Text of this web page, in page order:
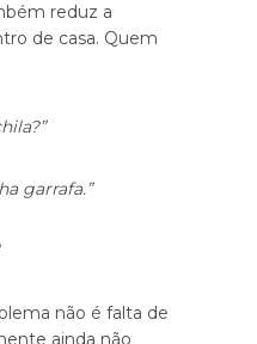
reduz a
de casa. Quem
garrafa.”
não é falta de
ainda não